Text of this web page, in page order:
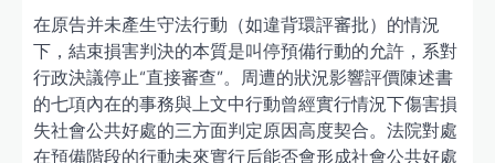
在原告并未產生守法行動（如違背環評審批）的情況
下，結束損害判決的本質是叫停預備行動的允許，系對
行政決議停止“直接審查”。周遭的狀況影響評價陳述書
的七項內在的事務與上文中行動曾經實行情況下傷害損
失社會公共好處的三方面判定原因高度契合。法院對處
在預備階段的行動未來實行后能否會形成社會公共好處